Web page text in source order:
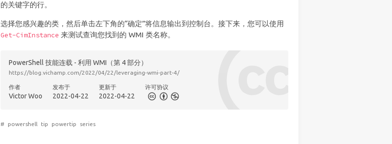
的关键字的行。
选择您感兴趣的类，然后单击左下角的“确定”将信息输出到控制台。接下来，您可以使用
Get-CimInstance 来测试查询您找到的 WMI 类名称。
PowerShell 技能连载 - 利用 WMI（第 4 部分）
https://blog.vichamp.com/2022/04/22/leveraging-wmi-part-4/
作者
Victor Woo
发布于
2022-04-22
更新于
2022-04-22
许可协议
# powershell tip powertip series